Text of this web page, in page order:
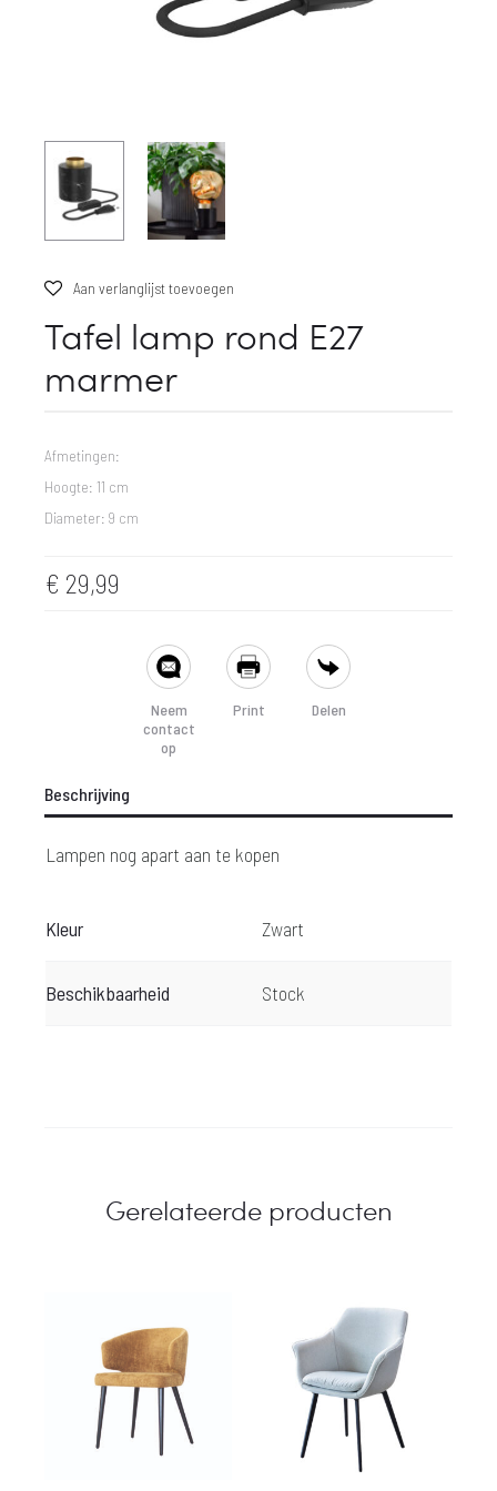
Aan verlanglijst toevoegen
Tafel lamp rond E27
marmer
Afmetingen:
Hoogte: 11 cm
Diameter: 9 cm
€ 29,99
Neem
contact
op
Print Delen
Beschrijving
Lampen nog apart aan te kopen
Kleur Zwart
Beschikbaarheid Stock
Gerelateerde producten